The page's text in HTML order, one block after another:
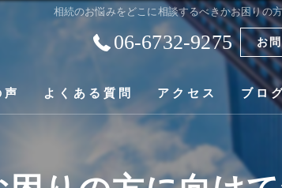
相続のお悩みをどこに相談するべきかお困りの
06-6732-9275 お
声 よくある質問 アクセス ブロ